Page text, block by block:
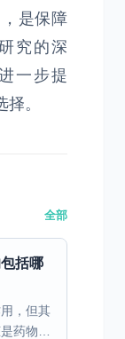
是保障
究的深
一步提
。
全部
括哪
，但其
药物代